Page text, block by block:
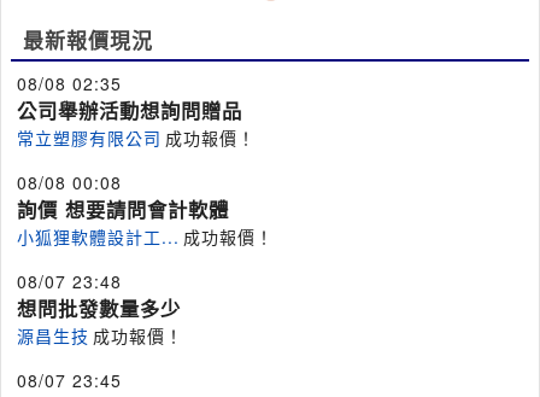
最新報價現況
08/08 02:35
公司舉辦活動想詢問贈品
常立塑膠有限公司 成功報價！
08/08 00:08
詢價 想要請問會計軟體
小狐狸軟體設計工... 成功報價！
08/07 23:48
想問批發數量多少
源昌生技 成功報價！
08/07 23:45